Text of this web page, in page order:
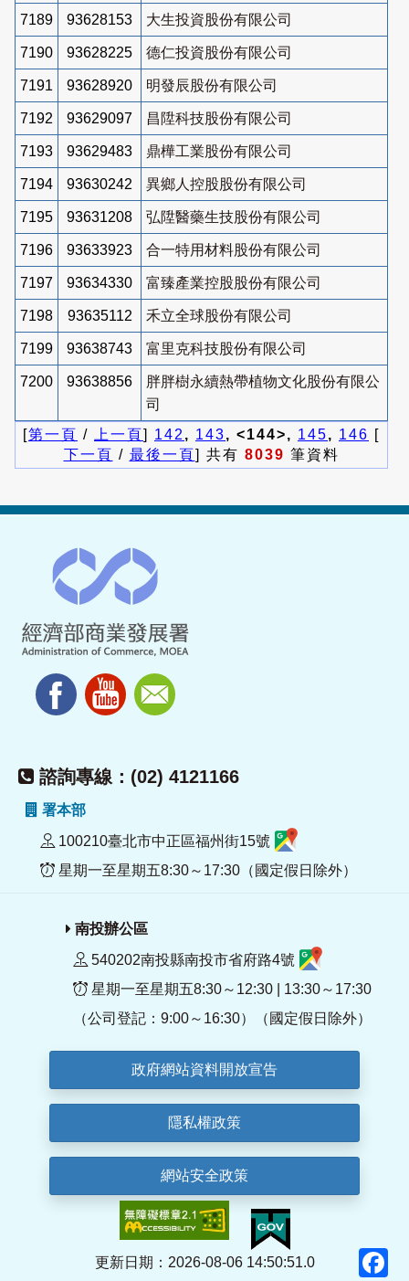
7189 93628153 大生投資股份有限公司
7190 93628225 德仁投資股份有限公司
7191 93628920 明發辰股份有限公司
7192 93629097 昌陞科技股份有限公司
7193 93629483 鼎樺工業股份有限公司
7194 93630242 異鄉人控股股份有限公司
7195 93631208 弘陞醫藥生技股份有限公司
7196 93633923 合一特用材料股份有限公司
7197 93634330 富臻產業控股股份有限公司
7198 93635112 禾立全球股份有限公司
7199 93638743 富里克科技股份有限公司
7200 93638856
胖胖樹永續熱帶植物文化股份有限公
司
[第一頁 / 上一頁] 142 , 143, <144>, 145, 146 [
下一頁 / 最後一頁] 共有 8039 筆資料
諮詢專線：(02) 4121166
署本部
100210臺北市中正區福州街15號
星期一至星期五8:30～17:30（國定假日除外）
南投辦公區
540202南投縣南投市省府路4號
星期一至星期五8:30～12:30 | 13:30～17:30
（公司登記：9:00～16:30）（國定假日除外）
政府網站資料開放宣告
隱私權政策
網站安全政策
更新日期：2026-08-06 14:50:51.0